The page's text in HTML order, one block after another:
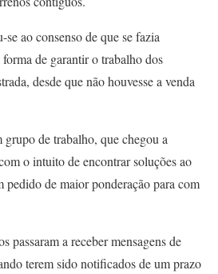
ao consenso de que se fazia
de garantir o trabalho dos
desde que não houvesse a venda
grupo de trabalho, que chegou a
o intuito de encontrar soluções ao
pedido de maior ponderação para com
passaram a receber mensagens de
terem sido notificados de um prazo